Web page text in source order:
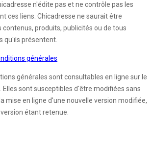
n'édite pas et ne contrôle pas les
ces liens. Chicadresse ne saurait être
contenus, produits, publicités ou de tous
qu'ils présentent.
générales
générales sont consultables en ligne sur le
Elles sont susceptibles d'être modifiées sans
mise en ligne d'une nouvelle version modifiée,
étant retenue.